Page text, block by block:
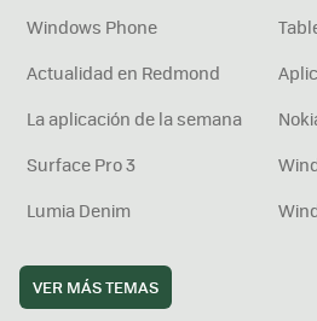
Windows Phone
Actualidad en Redmond
La aplicación de la semana
Surface Pro 3
Lumia Denim
VER MÁS TEMAS